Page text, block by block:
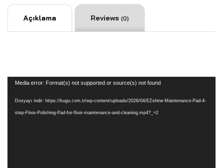
Açıklama Reviews (0)
Video
Media error: Format(s) not supported or source(s) not found
Dosyayı indir: https://kugu.com.tr/wp-content/uploads/2026/04/EZshine-Maintenance-Pad-4-
step-Floor-Polishing-Pad-for-floor-maintenance-and-cleaning.mp4?_=2